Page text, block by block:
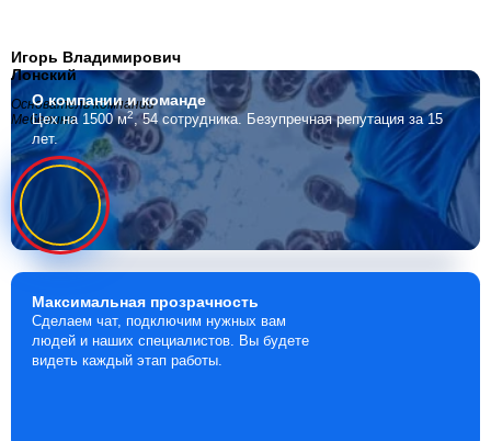
Игорь Владимирович
Лонский
Основатель компании
Мебелино
О компаниии команде
Цех на 1500 м2, 54 сотрудника. Безупречная репутация за 15
лет.
Максимальная прозрачность
Сделаем чат, подключим нужных вам
людей и наших специалистов. Вы будете
видеть каждый этап работы.